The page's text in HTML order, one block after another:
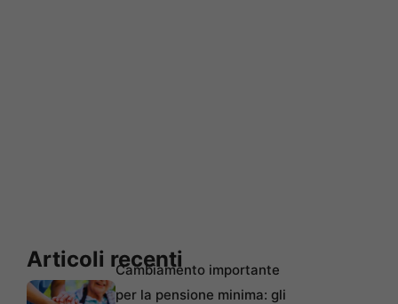
Articoli recentiCambiamento importante
per la pensione minima: gli